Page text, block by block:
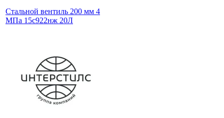
Стальной вентиль 200 мм 4
МПа 15с922нж 20Л